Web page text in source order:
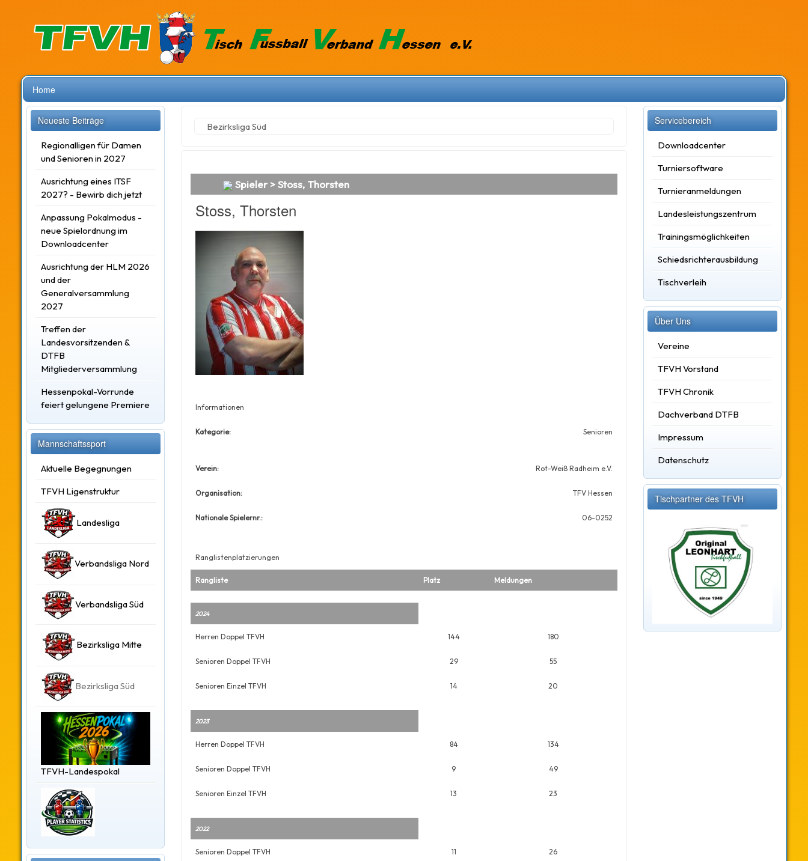
Home
Neueste Beiträge
Regionalligen für Damen
und Senioren in 2027
Ausrichtung eines ITSF
2027? - Bewirb dich jetzt
Anpassung Pokalmodus -
neue Spielordnung im
Downloadcenter
Ausrichtung der HLM 2026
und der
Generalversammlung
2027
Treffen der
Landesvorsitzenden &
DTFB
Mitgliederversammlung
Hessenpokal-Vorrunde
feiert gelungene Premiere
Mannschaftssport
Aktuelle Begegnungen
TFVH Ligenstruktur
Landesliga
Verbandsliga Nord
Verbandsliga Süd
Bezirksliga Mitte
Bezirksliga Süd
TFVH-Landespokal
Bezirksliga Süd
Spieler > Stoss, Thorsten
Stoss, Thorsten
Informationen
Kategorie: Senioren
Verein: Rot-Weiß Radheim e.V.
Organisation: TFV Hessen
Nationale Spielernr.: 06-0252
Ranglistenplatzierungen
Rangliste Platz Meldungen
2024
Herren Doppel TFVH 144 180
Senioren Doppel TFVH 29 55
Senioren Einzel TFVH 14 20
2023
Herren Doppel TFVH 84 134
Senioren Doppel TFVH 9 49
Senioren Einzel TFVH 13 23
2022
Senioren Doppel TFVH 11 26
Servicebereich
Downloadcenter
Turniersoftware
Turnieranmeldungen
Landesleistungszentrum
Trainingsmöglichkeiten
Schiedsrichterausbildung
Tischverleih
Über Uns
Vereine
TFVH Vorstand
TFVH Chronik
Dachverband DTFB
Impressum
Datenschutz
Tischpartner des TFVH